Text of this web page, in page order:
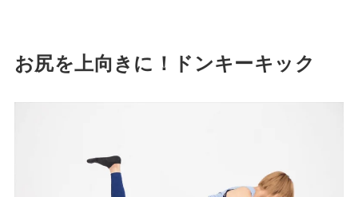
お尻を上向きに！ドンキーキック